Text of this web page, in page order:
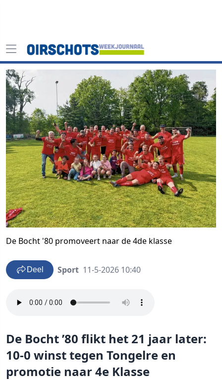
De Bocht '80 promoveert naar de 4de klasse
Deel Sport 11-5-2026 10:40
De Bocht ’80 flikt het 21 jaar later:
10-0 winst tegen Tongelre en
promotie naar 4e Klasse